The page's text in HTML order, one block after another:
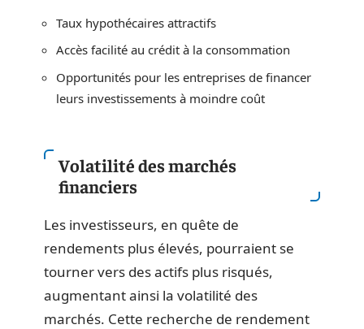
Taux hypothécaires attractifs
Accès facilité au crédit à la consommation
Opportunités pour les entreprises de financer
leurs investissements à moindre coût
Volatilité des marchés
financiers
Les investisseurs, en quête de
rendements plus élevés, pourraient se
tourner vers des actifs plus risqués,
augmentant ainsi la volatilité des
marchés. Cette recherche de rendement